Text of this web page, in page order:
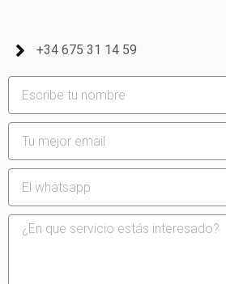
+34 675 31 14 59